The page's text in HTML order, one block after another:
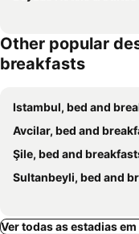
Other popular
breakfasts
Istambul, bed and
Avcilar, bed and
Şile, bed and
Sultanbeyli, bed and
Ver todas as estadias